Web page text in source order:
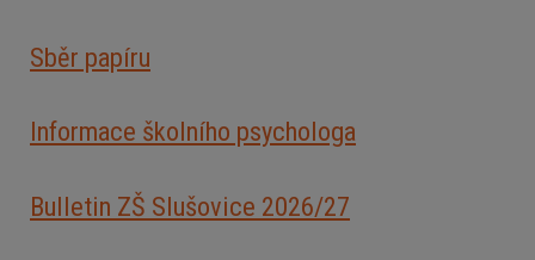
Sběr papíru
Informace školního psychologa
Bulletin ZŠ Slušovice 2026/27